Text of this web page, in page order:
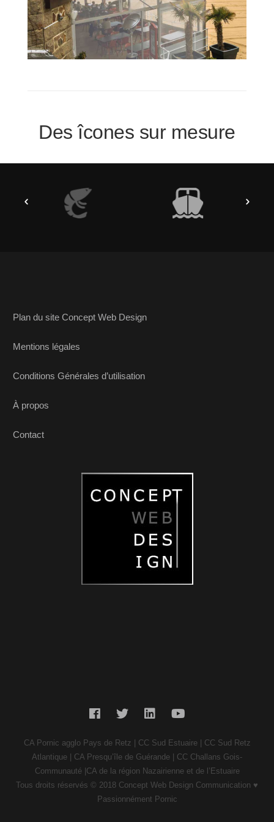
Je vais voir !
Des îcones sur mesure
Plan du site Concept Web Design
Mentions légales
Conditions Générales d’utilisation
À propos
Contact
CA Pornic agglo Pays de Retz | CC Sud Estuaire | CC Sud Retz
Atlantique | CA Presqu’île de Guérande | CC Challans Gois-
Communauté |CA de la région Nazairienne et de l’Estuaire
Tous droits réservés © 2018 Concept Web Design Communication ♥
Passionnément Pornic